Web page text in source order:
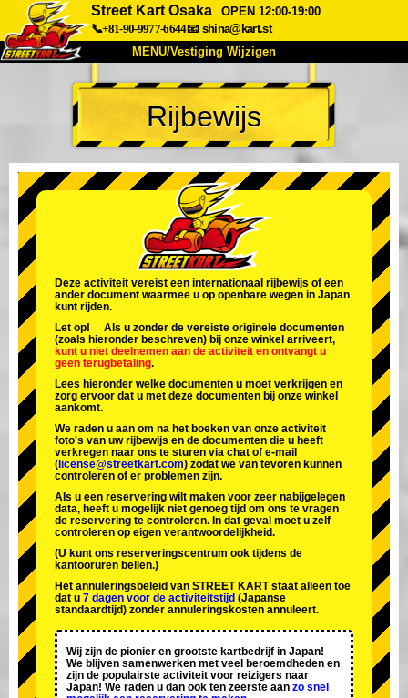
Street Kart Osaka
OPEN 12:00-19:00
📞+81-90-9977-6644📧 shina@kart.st
MENU/Vestiging Wijzigen
TOP
Over Ons Specificaties Prijs
Veelgestelde Vragen
Bedrijf Reserveren
Vestiging Wijzigen
Tokio Shinagawa
Tokio Akihabara#2
Tokio Shibuya Annex Tokio Baai
Tokio Asakusa Osaka
Okinawa
Rijbewijs
Deze activiteit vereist een internationaal rijbewijs of een
ander document waarmee u op openbare wegen in Japan
kunt rijden.
Let op! Als u zonder de vereiste originele documenten
(zoals hieronder beschreven) bij onze winkel arriveert,
kunt u niet deelnemen aan de activiteit en ontvangt u
geen terugbetaling.
Lees hieronder welke documenten u moet verkrijgen en
zorg ervoor dat u met deze documenten bij onze winkel
aankomt.
We raden u aan om na het boeken van onze activiteit
foto's van uw rijbewijs en de documenten die u heeft
verkregen naar ons te sturen via chat of e-mail
( license@streetkart.com) zodat we van tevoren kunnen
controleren of er problemen zijn.
Als u een reservering wilt maken voor zeer nabijgelegen
data, heeft u mogelijk niet genoeg tijd om ons te vragen
de reservering te controleren. In dat geval moet u zelf
controleren op eigen verantwoordelijkheid.
(U kunt ons reserveringscentrum ook tijdens de
kantooruren bellen.)
Het annuleringsbeleid van STREET KART staat alleen toe
dat u 7 dagen voor de activiteitstijd (Japanse
standaardtijd) zonder annuleringskosten annuleert.
Wij zijn de pionier en grootste kartbedrijf in Japan!
We blijven samenwerken met veel beroemdheden en
zijn de populairste activiteit voor reizigers naar
Japan! We raden u dan ook ten zeerste aan zo snel